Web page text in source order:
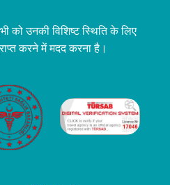
को उनकी विशिष्ट स्थिति के लिए
करने में मदद करना है।